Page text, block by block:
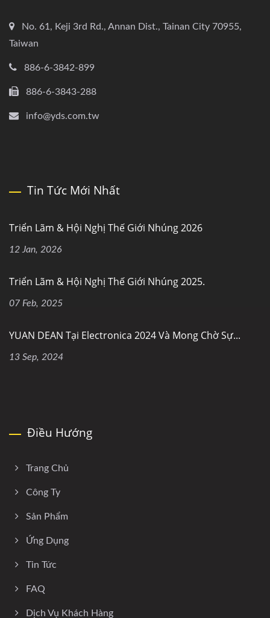
No. 61, Keji 3rd Rd., Annan Dist., Tainan City 70955,
Taiwan
886-6-3842-899
886-6-3843-288
info@yds.com.tw
Tin Tức Mới Nhất
Triển Lãm & Hội Nghị Thế Giới Nhúng 2026
12 Jan, 2026
Triển Lãm & Hội Nghị Thế Giới Nhúng 2025.
07 Feb, 2025
YUAN DEAN Tại Electronica 2024 Và Mong Chờ Sự...
13 Sep, 2024
Điều Hướng
Trang Chủ
Công Ty
Sản Phẩm
Ứng Dụng
Tin Tức
FAQ
Dịch Vụ Khách Hàng